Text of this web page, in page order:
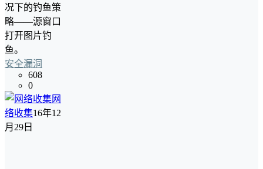
况下的钓鱼策
略――源窗口
打开图片钓
鱼。
安全漏洞
608
0
网
络收集16年12
月29日